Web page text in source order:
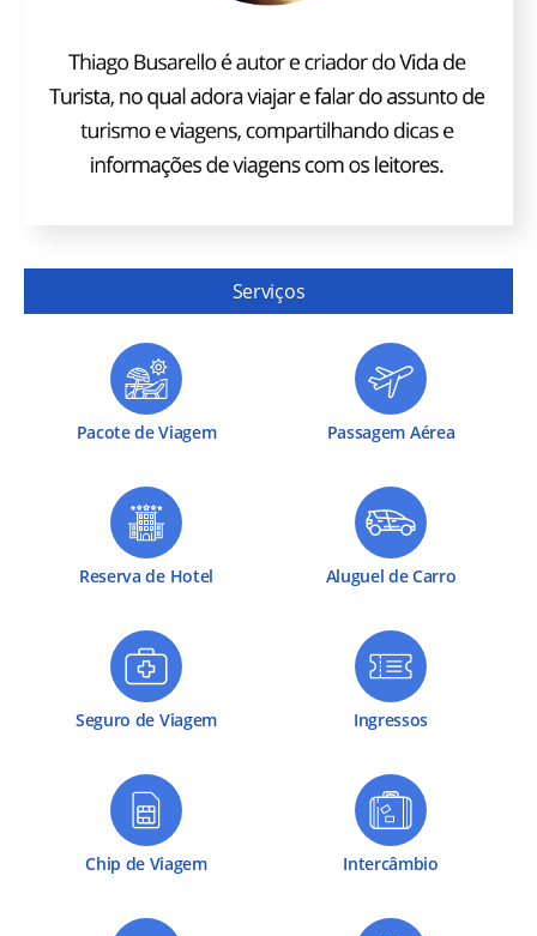
Serviços
Pacote de Viagem Passagem Aérea
Reserva de Hotel Aluguel de Carro
Seguro de Viagem Ingressos
Chip de Viagem Intercâmbio